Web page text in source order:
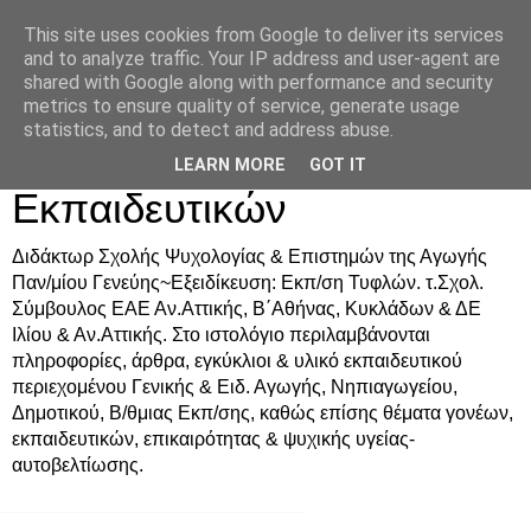
Δρ. Ράνια Χιουρέα-
Συμβουλευτική &
Υποστήριξη Γονέων &
Εκπαιδευτικών
Διδάκτωρ Σχολής Ψυχολογίας & Επιστημών της Αγωγής
Παν/μίου Γενεύης~Εξειδίκευση: Εκπ/ση Τυφλών. τ.Σχολ.
Σύμβουλος ΕΑΕ Αν.Αττικής, Β΄Αθήνας, Κυκλάδων & ΔΕ
Ιλίου & Αν.Αττικής. Στο ιστολόγιο περιλαμβάνονται
πληροφορίες, άρθρα, εγκύκλιοι & υλικό εκπαιδευτικού
περιεχομένου Γενικής & Ειδ. Αγωγής, Νηπιαγωγείου,
Δημοτικού, Β/θμιας Εκπ/σης, καθώς επίσης θέματα γονέων,
εκπαιδευτικών, επικαιρότητας & ψυχικής υγείας-
αυτοβελτίωσης.
This site uses cookies from Google to deliver its services
and to analyze traffic. Your IP address and user-agent are
shared with Google along with performance and security
metrics to ensure quality of service, generate usage
statistics, and to detect and address abuse.
LEARN MORE GOT IT